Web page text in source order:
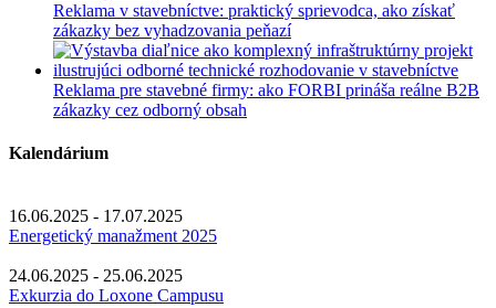
Reklama v stavebníctve: praktický sprievodca, ako získať
zákazky bez vyhadzovania peňazí
Reklama pre stavebné firmy: ako FORBI prináša reálne B2B
zákazky cez odborný obsah
Kalendárium
16.06.2025 - 17.07.2025
Energetický manažment 2025
24.06.2025 - 25.06.2025
Exkurzia do Loxone Campusu